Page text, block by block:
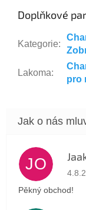
Doplňkové
Kategorie:
Lakoma:
pro
JO
Pěkný obchod!